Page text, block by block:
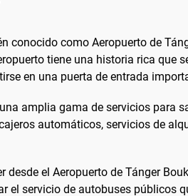
conocido como Aeropuerto de
tiene una historia rica
en una puerta de entrada
amplia gama de servicios
automáticos, servicios de
desde el Aeropuerto de Tánger
el servicio de autobuses públicos